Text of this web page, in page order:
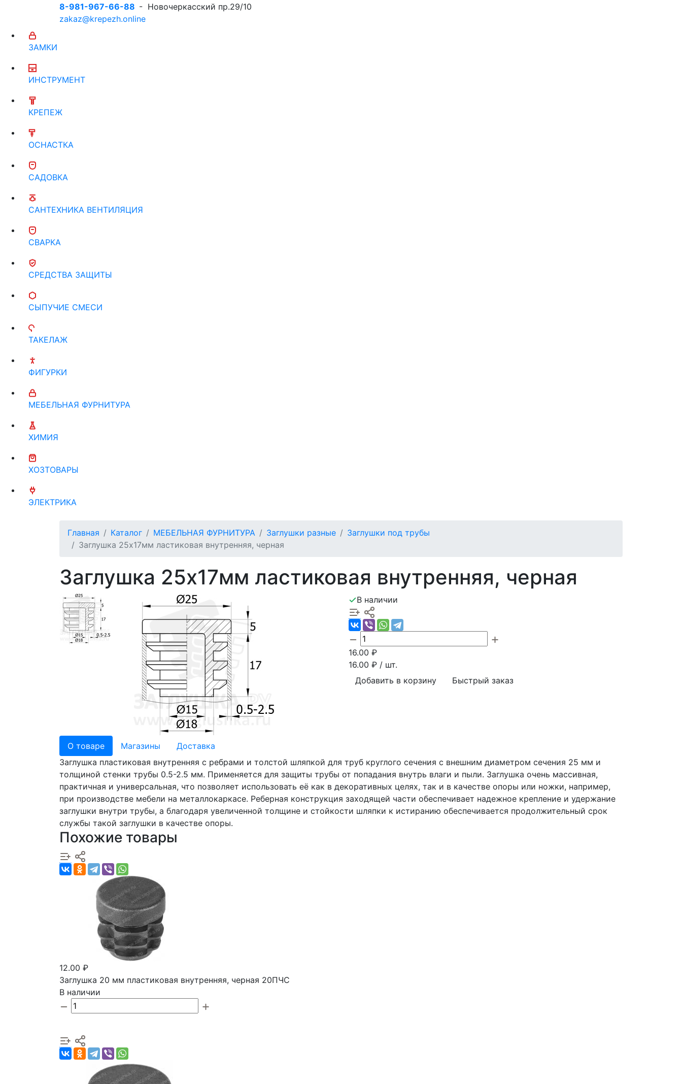
8-981-967-66-88 - Новочеркасский пр.29/10
zakaz@krepezh.online
ЗАМКИ
ИНСТРУМЕНТ
КРЕПЕЖ
ОСНАСТКА
САДОВКА
САНТЕХНИКА ВЕНТИЛЯЦИЯ
СВАРКА
СРЕДСТВА ЗАЩИТЫ
СЫПУЧИЕ СМЕСИ
ТАКЕЛАЖ
ФИГУРКИ
МЕБЕЛЬНАЯ ФУРНИТУРА
ХИМИЯ
ХОЗТОВАРЫ
ЭЛЕКТРИКА
Главная Каталог МЕБЕЛЬНАЯ ФУРНИТУРА Заглушки разные
Заглушки под трубы
Заглушка 25х17мм ластиковая внутренняя, черная
Заглушка 25х17мм ластиковая внутренняя, черная
В наличии
16.00 ₽
16.00 ₽ / шт.
Добавить в корзину
Быстрый заказ
О товаре Магазины
Доставка
Заглушка пластиковая внутренняя с ребрами и толстой шляпкой для труб круглого сечения с внешним диаметром сечения 25 мм и
толщиной стенки трубы 0.5-2.5 мм. Применяется для защиты трубы от попадания внутрь влаги и пыли. Заглушка очень массивная,
практичная и универсальная, что позволяет использовать её как в декоративных целях, так и в качестве опоры или ножки, например,
при производстве мебели на металлокаркасе. Реберная конструкция заходящей части обеспечивает надежное крепление и удержание
заглушки внутри трубы, а благодаря увеличенной толщине и стойкости шляпки к истиранию обеспечивается продолжительный срок
службы такой заглушки в качестве опоры.
Похожие товары
12.00 ₽
Заглушка 20 мм пластиковая внутренняя, черная 20ПЧС
В наличии